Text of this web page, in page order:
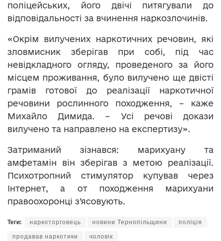
поліцейських, його двічі питягували до
відповідальності за вчинення наркозлочинів.
«Окрім вилучених наркотичних речовин, які
зловмисник зберігав при собі, під час
невідкладного огляду, проведеного за його
місцем проживання, було вилучено ще двісті
грамів готової до реалізації наркотичної
речовини рослинного походження, – каже
Михайло Димида. – Усі речові докази
вилучено та направлено на експертизу».
Затриманий зізнався: марихуану та
амфетамін він зберігав з метою реалізації.
Психотропний стимулятор купував через
Інтернет, а от походження марихуани
правоохоронці з’ясовують.
Теги: наркоторговець новини Тернопільщини поліція
продавав наркотики чоловік